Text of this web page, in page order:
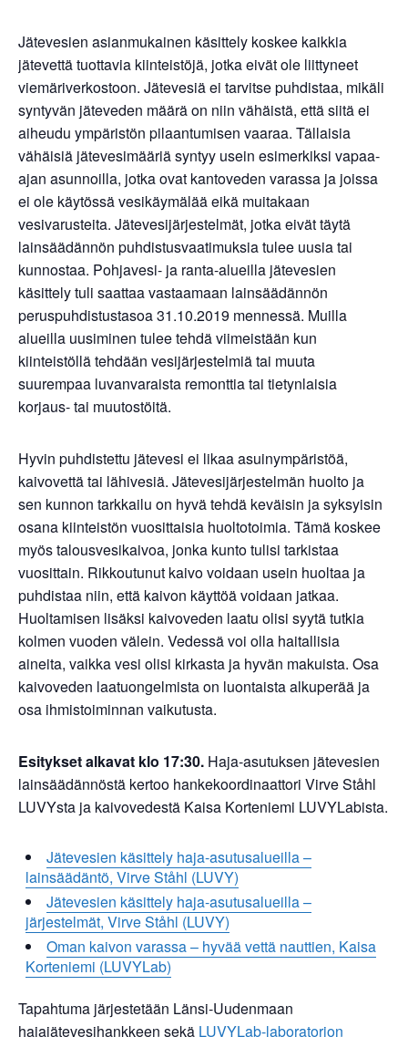
Jätevesien asianmukainen käsittely koskee kaikkia
jätevettä tuottavia kiinteistöjä, jotka eivät ole liittyneet
viemäriverkostoon. Jätevesiä ei tarvitse puhdistaa, mikäli
syntyvän jäteveden määrä on niin vähäistä, että siitä ei
aiheudu ympäristön pilaantumisen vaaraa. Tällaisia
vähäisiä jätevesimääriä syntyy usein esimerkiksi vapaa-
ajan asunnoilla, jotka ovat kantoveden varassa ja joissa
ei ole käytössä vesikäymälää eikä muitakaan
vesivarusteita. Jätevesijärjestelmät, jotka eivät täytä
lainsäädännön puhdistusvaatimuksia tulee uusia tai
kunnostaa. Pohjavesi- ja ranta-alueilla jätevesien
käsittely tuli saattaa vastaamaan lainsäädännön
peruspuhdistustasoa 31.10.2019 mennessä. Muilla
alueilla uusiminen tulee tehdä viimeistään kun
kiinteistöllä tehdään vesijärjestelmiä tai muuta
suurempaa luvanvaraista remonttia tai tietynlaisia
korjaus- tai muutostöitä.
Hyvin puhdistettu jätevesi ei likaa asuinympäristöä,
kaivovettä tai lähivesiä. Jätevesijärjestelmän huolto ja
sen kunnon tarkkailu on hyvä tehdä keväisin ja syksyisin
osana kiinteistön vuosittaisia huoltotoimia. Tämä koskee
myös talousvesikaivoa, jonka kunto tulisi tarkistaa
vuosittain. Rikkoutunut kaivo voidaan usein huoltaa ja
puhdistaa niin, että kaivon käyttöä voidaan jatkaa.
Huoltamisen lisäksi kaivoveden laatu olisi syytä tutkia
kolmen vuoden välein. Vedessä voi olla haitallisia
aineita, vaikka vesi olisi kirkasta ja hyvän makuista. Osa
kaivoveden laatuongelmista on luontaista alkuperää ja
osa ihmistoiminnan vaikutusta.
Esitykset alkavat klo 17:30. Haja-asutuksen jätevesien
lainsäädännöstä kertoo hankekoordinaattori Virve Ståhl
LUVYsta ja kaivovedestä Kaisa Korteniemi LUVYLabista.
Jätevesien käsittely haja-asutusalueilla –
lainsäädäntö, Virve Ståhl (LUVY)
Jätevesien käsittely haja-asutusalueilla –
järjestelmät, Virve Ståhl (LUVY)
Oman kaivon varassa – hyvää vettä nauttien, Kaisa
Korteniemi (LUVYLab)
Tapahtuma järjestetään Länsi-Uudenmaan
hajajätevesihankkeen sekä LUVYLab-laboratorion